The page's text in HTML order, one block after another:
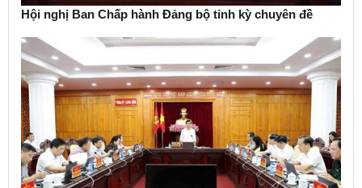
Hội nghị Ban Chấp hành Đảng bộ tỉnh kỳ chuyên đề